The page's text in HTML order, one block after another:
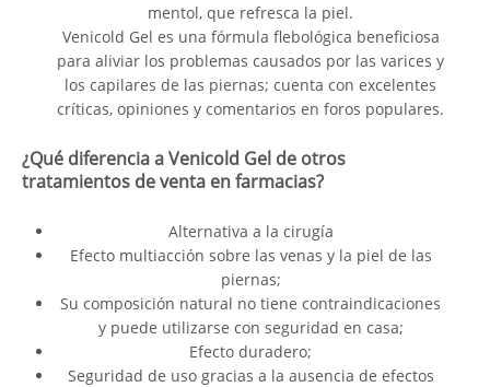
mentol, que refresca la piel.
Venicold Gel es una fórmula flebológica beneficiosa
para aliviar los problemas causados por las varices y
los capilares de las piernas; cuenta con excelentes
críticas, opiniones y comentarios en foros populares.
¿Qué diferencia a Venicold Gel de otros
tratamientos de venta en farmacias?
Alternativa a la cirugía
Efecto multiacción sobre las venas y la piel de las
piernas;
Su composición natural no tiene contraindicaciones
y puede utilizarse con seguridad en casa;
Efecto duradero;
Seguridad de uso gracias a la ausencia de efectos